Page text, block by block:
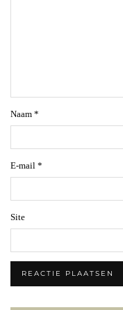
Naam *
E-mail *
Site